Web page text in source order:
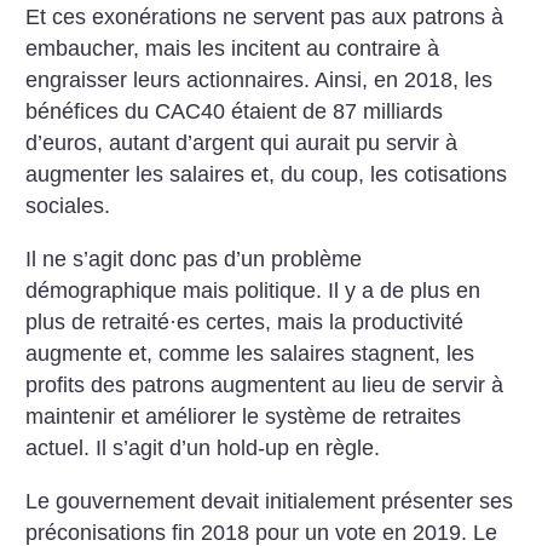
Et ces exonérations ne servent pas aux patrons à
embaucher, mais les incitent au contraire à
engraisser leurs actionnaires. Ainsi, en 2018, les
bénéfices du CAC40 étaient de 87 milliards
d’euros, autant d’argent qui aurait pu servir à
augmenter les salaires et, du coup, les cotisations
sociales.
Il ne s’agit donc pas d’un problème
démographique mais politique. Il y a de plus en
plus de retraité·es certes, mais la productivité
augmente et, comme les salaires stagnent, les
profits des patrons augmentent au lieu de servir à
maintenir et améliorer le système de retraites
actuel. Il s’agit d’un hold-up en règle.
Le gouvernement devait initialement présenter ses
préconisations fin 2018 pour un vote en 2019. Le